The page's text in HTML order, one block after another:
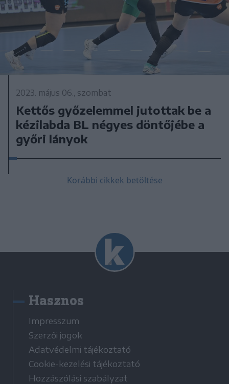
2023. május 06., szombat
Kettős győzelemmel jutottak be a
kézilabda BL négyes döntőjébe a
győri lányok
Korábbi cikkek betöltése
Hasznos
Impresszum
Szerzői jogok
Adatvédelmi tájékoztató
Cookie-kezelési tájékoztató
Hozzászólási szabályzat